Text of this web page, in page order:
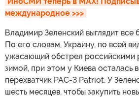
международное >>>
Владимир Зеленский выглядит все
По его словам, Украину, по всей
ужасающий обстрел российскими
зимой, при этом у Киева осталась
перехватчик PAC-3 Patriot. У
шесть месяцев, чтобы закупить